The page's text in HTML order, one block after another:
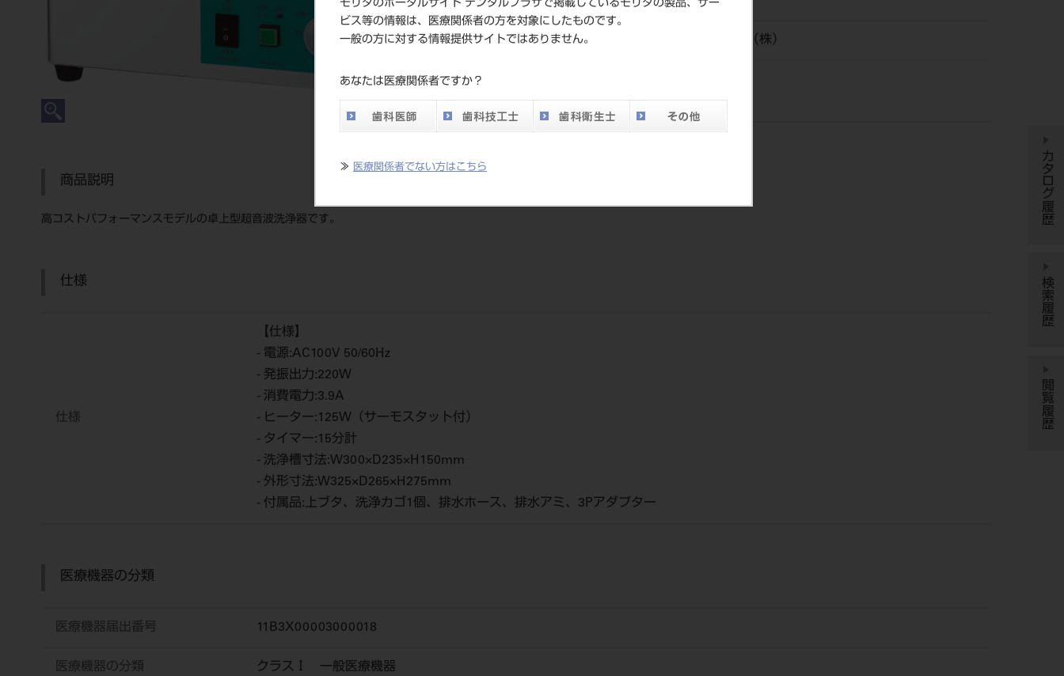
モリタのポータルサイト デンタルプラザで掲載しているモリタの製品、サー
ビス等の情報は、医療関係者の方を対象にしたものです。
一般の方に対する情報提供サイトではありません。
あなたは医療関係者ですか？
≫ 医療関係者でない方はこちら
メーカー アイワ医科工業（株）
ジ
商品説明
高コストパフォーマンスモデルの卓上型超音波洗浄器です。
仕様
仕様
【仕様】
- 電源:AC100V 50/60Hz
- 発振出力:220W
- 消費電力:3.9A
- ヒーター:125W（サーモスタット付）
- タイマー:15分計
- 洗浄槽寸法:W300×D235×H150mm
- 外形寸法:W325×D265×H275mm
- 付属品:上ブタ、洗浄カゴ1個、排水ホース、排水アミ、3Pアダプター
医療機器の分類
医療機器届出番号 11B3X00003000018
医療機器の分類 クラスⅠ 一般医療機器
カタログ履歴
検索履歴
閲覧履歴